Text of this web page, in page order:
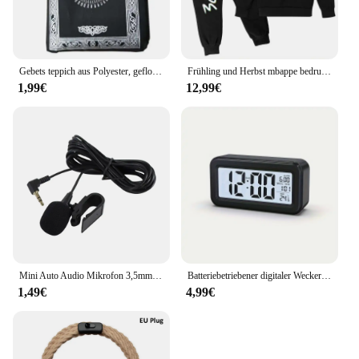
1,99€ 12,99€
1,49€
Batteriebetriebener digitaler Wecker, Temperatur, Datum, mit Hintergrundbeleuchtung, Schlummer-Tischuhr, 12/24 Stunden, stumm, elektronische LCD-Uhr am Bett
4,99€